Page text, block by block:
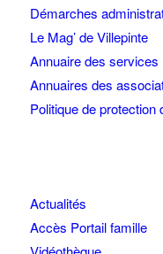
Démarches
Le Mag’ de Villepinte
Annuaire des services
Annuaires des
Politique de protection
Actualités
Accès Portail famille